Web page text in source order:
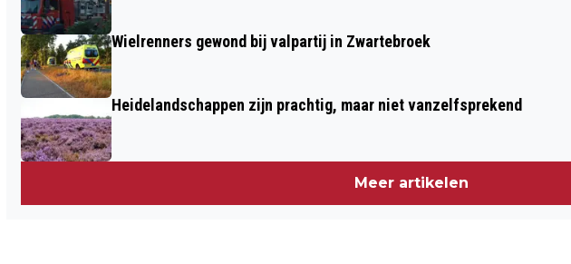
Wielrenners gewond bij valpartij in Zwartebroek
Heidelandschappen zijn prachtig, maar niet vanzelfsprekend
Meer artikelen